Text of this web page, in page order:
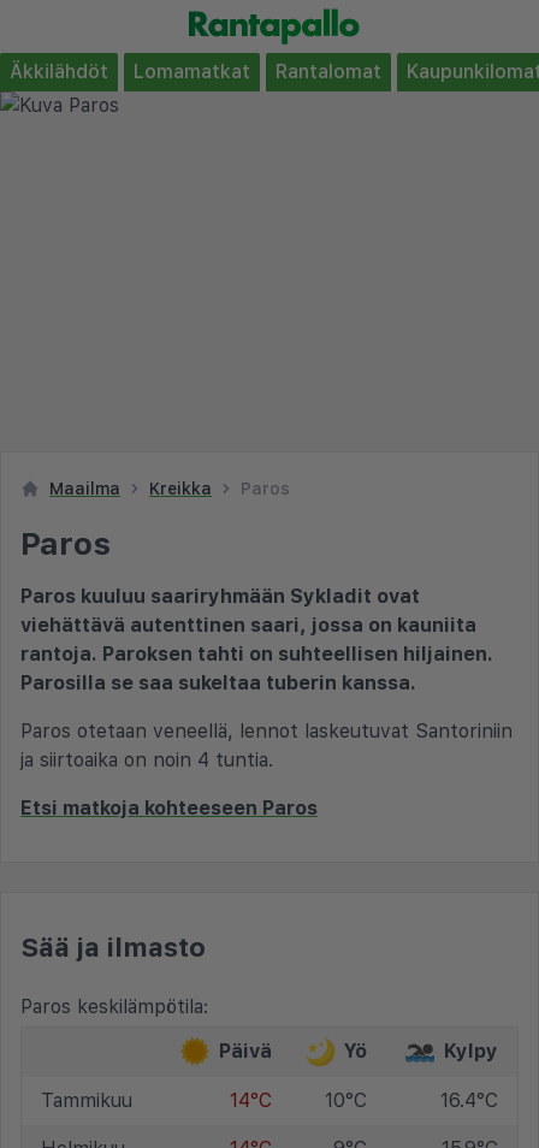
Äkkilähdöt Lomamatkat Rantalomat
Maailma Kreikka Paros
Paros
Paros kuuluu saariryhmään Sykladit ovat
viehättävä autenttinen saari, jossa on kauniita
rantoja. Paroksen tahti on suhteellisen hiljainen.
Parosilla se saa sukeltaa tuberin kanssa.
Paros otetaan veneellä, lennot laskeutuvat Santoriniin
ja siirtoaika on noin 4 tuntia.
Etsi matkoja kohteeseen Paros
Sää ja ilmasto
Paros keskilämpötila:
Päivä
Yö Kylpy
Tammikuu 14°C 10°C 16.4°C